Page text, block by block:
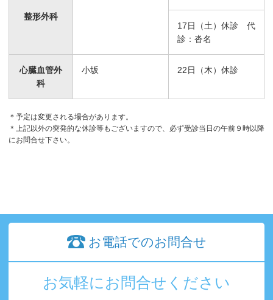
整形外科
17日（土）休診 代
診：沓名
心臓血管外
科
小坂 22日（木）休診
＊予定は変更される場合があります。
＊上記以外の突発的な休診等もございますので、必ず受診当日の午前９時以降
にお問合せ下さい。
お電話でのお問合せ
お気軽にお問合せください